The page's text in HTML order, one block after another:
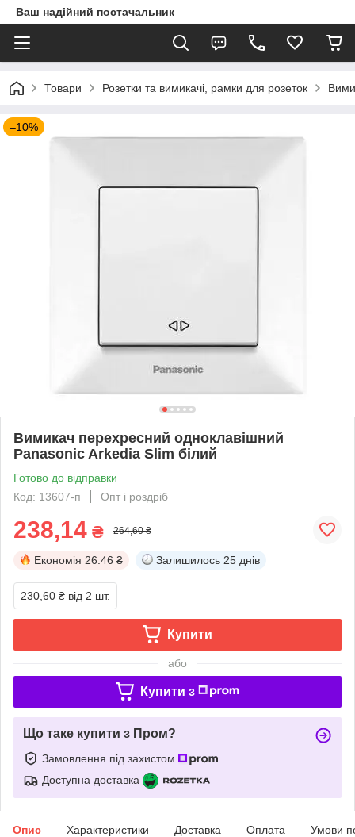
Ваш надійний постачальник
Товари Розетки та вимикачі, рамки для розеток
–10%
Вимикач перехресний одноклавішний
Panasonic Arkedia Slim білий
Готово до відправки
Код: 13607-п
Опт і роздріб
238,14 ₴ 264,60 ₴
Економія 26.46 ₴ Залишилось 25 днів
230,60 ₴ від 2 шт.
Купити
або
Купити з
Що таке купити з Пром?
Замовлення під захистом
Доступна доставка
Опис Характеристики Доставка Оплата Умови